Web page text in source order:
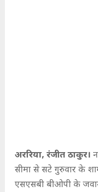
अररिया, रंजीत ठाकुर।
सीमा से सटे गुरुवार के
एसएसबी बीओपी के